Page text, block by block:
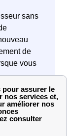
sans
de
vous
à